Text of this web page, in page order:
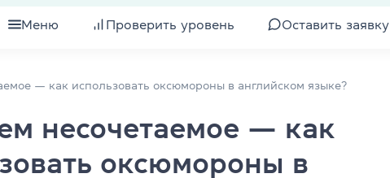
Меню Проверить уровень Оставить заявку
детей
Все курсы для взрослых
Изучение уровня
— как использовать оксюмороны в английском языке?
несочетаемое — как
оксюмороны в